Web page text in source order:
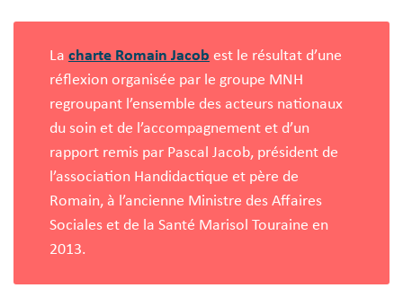
La charte Romain Jacob est le résultat d’une
réflexion organisée par le groupe MNH
regroupant l’ensemble des acteurs nationaux
du soin et de l’accompagnement et d’un
rapport remis par Pascal Jacob, président de
l’association Handidactique et père de
Romain, à l’ancienne Ministre des Affaires
Sociales et de la Santé Marisol Touraine en
2013.